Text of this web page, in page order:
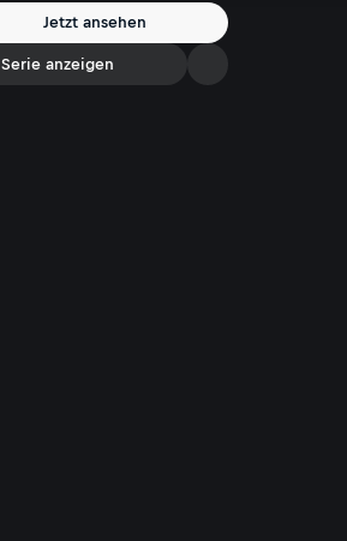
Jetzt ansehen
Serie anzeigen